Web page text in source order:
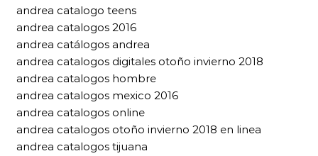
andrea catalogo teens
andrea catalogos 2016
andrea catálogos andrea
andrea catalogos digitales otoño invierno 2018
andrea catalogos hombre
andrea catalogos mexico 2016
andrea catalogos online
andrea catalogos otoño invierno 2018 en linea
andrea catalogos tijuana